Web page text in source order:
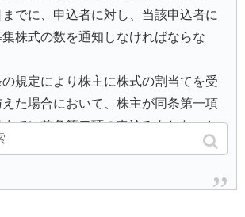
でに、申込者に対し、当該申込者に
株式の数を通知しなければならな
規定により株主に株式の割当てを受
た場合において、株主が同条第一項
でに前条第二項の申込みをしないと
主は、募集株式の割当てを受ける権利